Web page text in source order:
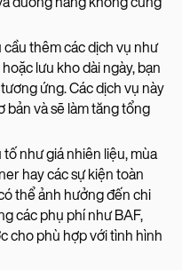
cầu thêm các dịch vụ như
lưu kho dài ngày, bạn
ứng. Các dịch vụ này
bản và sẽ làm tăng tổng
tố như giá nhiên liệu, mùa
hay các sự kiện toàn
thể ảnh hưởng đến chi
các phụ phí như BAF,
cho phù hợp với tình hình